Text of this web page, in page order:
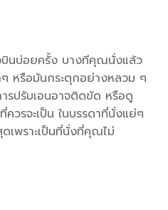
นบ่อยครั้ง บางทีคุณนั่งแล้ว
ๆ หรือมันกระตุกอย่างหลวม ๆ
รปรับเอนอาจติดขัด หรือดู
วรจะเป็น ในบรรดาที่นั่งแย่ๆ
เพราะเป็นที่นั่งที่คุณไม่